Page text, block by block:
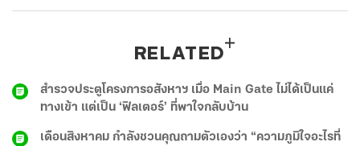
RELATED
สำรวจประตูโครงการอสังหาฯ เมื่อ Main Gate ไม่ได้เป็นแค่
ทางเข้า แต่เป็น ‘ฟิลเตอร์’ ที่พาใจกลับบ้าน
เดือนสิงหาคม กำลังชวนคุณถามตัวเองว่า “ความภูมิใจอะไรที่